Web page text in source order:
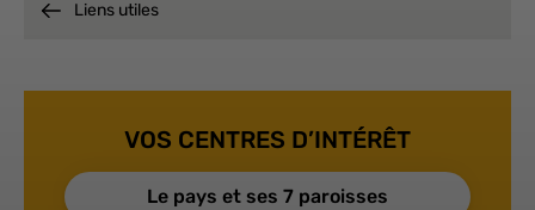
VOS CENTRES D’INTÉRÊT
Le pays et ses 7 paroisses
Liens utiles